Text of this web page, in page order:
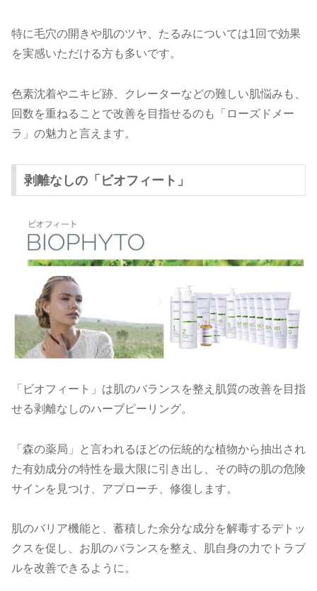
特に毛穴の開きや肌のツヤ、たるみについては1回で効果
を実感いただける方も多いです。
色素沈着やニキビ跡、クレーターなどの難しい肌悩みも、
回数を重ねることで改善を目指せるのも「ローズドメー
ラ」の魅力と言えます。
剥離なしの「ビオフィート」
「ビオフィート」は肌のバランスを整え肌質の改善を目指
せる剥離なしのハーブピーリング。
「森の薬局」と言われるほどの伝統的な植物から抽出され
た有効成分の特性を最大限に引き出し、その時の肌の危険
サインを見つけ、アプローチ、修復します。
肌のバリア機能と、蓄積した余分な成分を解毒するデトッ
クスを促し、お肌のバランスを整え、肌自身の力でトラブ
ルを改善できるように。